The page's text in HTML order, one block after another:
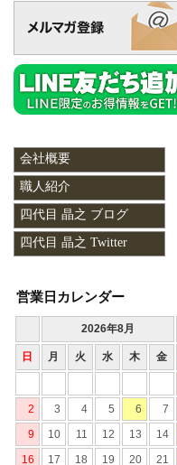
会社概要
職人紹介
四代目 晶之 ブログ
四代目 晶之 Twitter
営業日カレンダー